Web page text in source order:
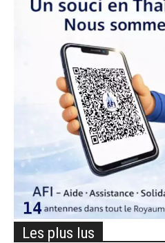
Les plus lus